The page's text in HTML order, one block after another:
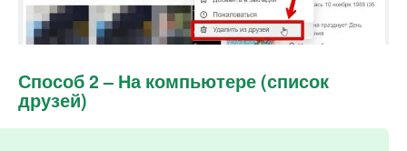
Способ 2 – На компьютере (список
друзей)